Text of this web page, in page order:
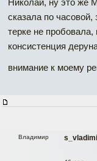
Николай, ну это
сказала по часовой,
терке не
консистенция
внимание к моему
Владимир